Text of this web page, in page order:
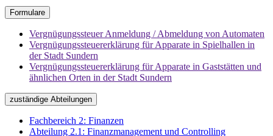
Formulare
Vergnügungssteuer Anmeldung / Abmeldung von Automaten
Vergnügungssteuererklärung für Apparate in Spielhallen in
der Stadt Sundern
Vergnügungssteuererklärung für Apparate in Gaststätten und
ähnlichen Orten in der Stadt Sundern
zuständige Abteilungen
Fachbereich 2: Finanzen
Abteilung 2.1: Finanzmanagement und Controlling